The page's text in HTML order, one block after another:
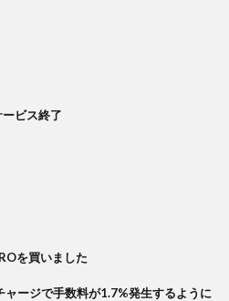
ビス終了
を買いました
ージで手数料が1.7%発生するように